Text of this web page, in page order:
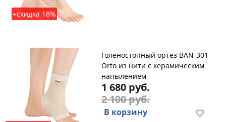
+скидка 18%
Голеностопный ортез BAN-301
Orto из нити с керамическим
напылением
1 680 руб.
2 100 руб.
В корзину